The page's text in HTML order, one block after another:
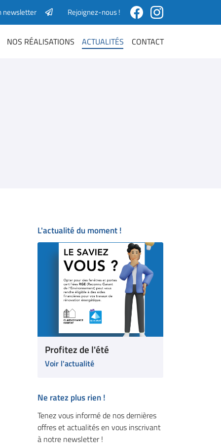
newsletter Rejoignez-nous !
NOS RÉALISATIONS ACTUALITÉS CONTACT
L'actualité du moment !
Profitez de l'été
Voir l'actualité
Ne ratez plus rien !
Tenez vous informé de nos dernières
offres et actualités en vous inscrivant
à notre newsletter !